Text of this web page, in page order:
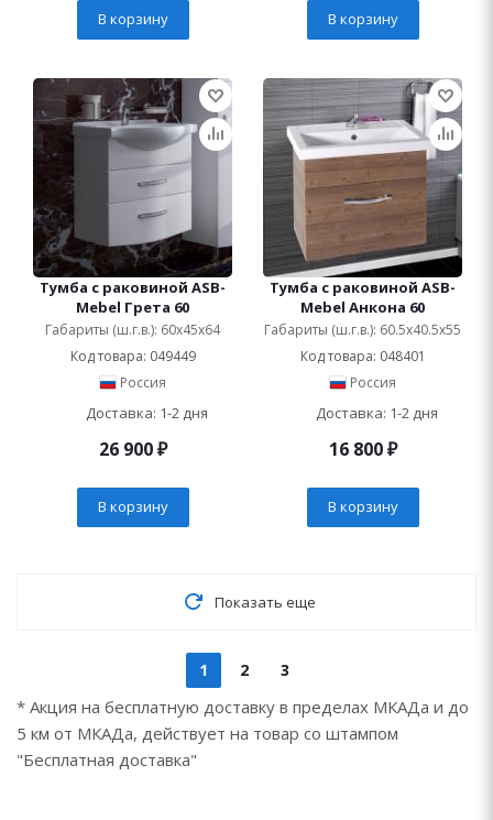
В корзину В корзину
Тумба с раковиной ASB-
Mebel Грета 60
Габариты (ш.г.в.): 60x45x64
Код товара: 049449
Россия
Доставка: 1-2 дня
26 900₽
В корзину
Тумба с раковиной ASB-
Mebel Анкона 60
Габариты (ш.г.в.): 60.5x40.5x55
Код товара: 048401
Россия
Доставка: 1-2 дня
16 800₽
В корзину
Показать еще
1 2 3
* Акция на бесплатную доставку в пределах МКАДа и до
5 км от МКАДа, действует на товар со штампом
"Бесплатная доставка"